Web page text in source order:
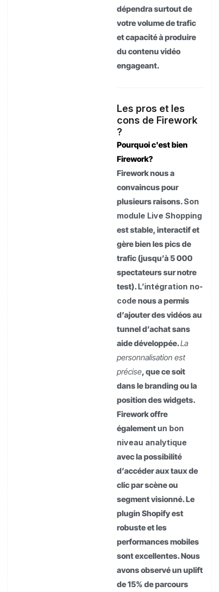
dépendra surtout de
votre volume de trafic
et capacité à produire
du contenu vidéo
engageant.
Les pros et les
cons de Firework
?
Pourquoi c'est bien
Firework?
Firework nous a
convaincus pour
plusieurs raisons.Son
module Live Shopping
est stable, interactif et
gère bien les pics de
trafic (jusqu’à 5 000
spectateurs sur notre
test). L’intégration no-
codenous a permis
d’ajouter des vidéos au
tunnel d’achat sans
aide développée.La
personnalisation est
précise, que ce soit
dans le branding ou la
position des widgets.
Firework offre
également un bon
niveau analytique
avec la possibilité
d’accéder aux taux de
clic par scène ou
segment visionné. Le
plugin Shopify est
robuste et les
performances mobiles
sont excellentes. Nous
avons observé un uplift
de 15% de parcours